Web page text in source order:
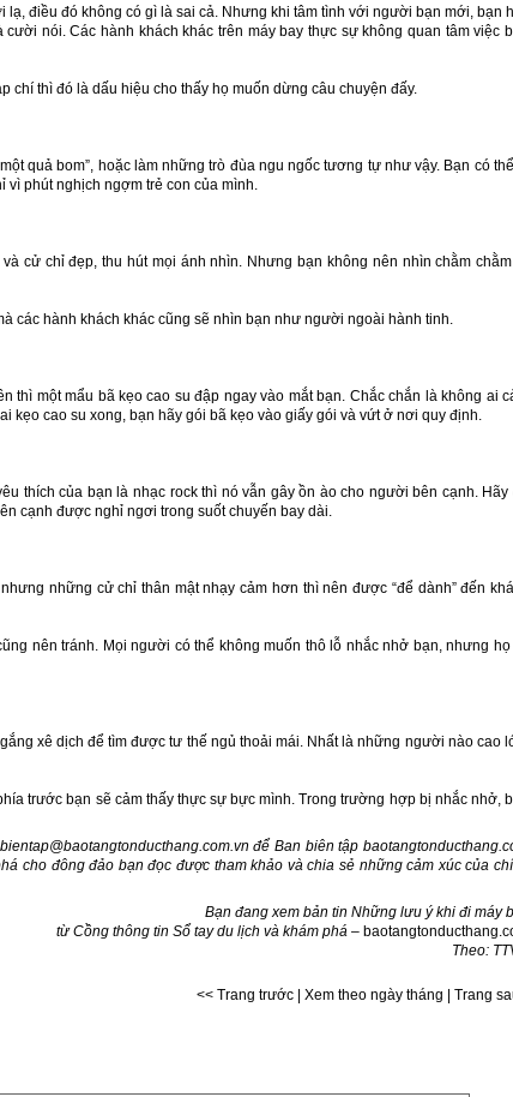
lạ, điều đó không có gì là sai cả. Nhưng khi tâm tình với người bạn mới, bạn
nói. Các hành khách khác trên máy bay thực sự không quan tâm việc
chí thì đó là dấu hiệu cho thấy họ muốn dừng câu chuyện đấy.
quả bom”, hoặc làm những trò đùa ngu ngốc tương tự như vậy. Bạn có
vì phút nghịch ngợm trẻ con của mình.
cử chỉ đẹp, thu hút mọi ánh nhìn. Nhưng bạn không nên nhìn chằm
các hành khách khác cũng sẽ nhìn bạn như người ngoài hành tinh.
thì một mẩu bã kẹo cao su đập ngay vào mắt bạn. Chắc chắn là không ai
kẹo cao su xong, bạn hãy gói bã kẹo vào giấy gói và vứt ở nơi quy định.
thích của bạn là nhạc rock thì nó vẫn gây ồn ào cho người bên cạnh. Hãy
cạnh được nghỉ ngơi trong suốt chuyến bay dài.
những cử chỉ thân mật nhạy cảm hơn thì nên được “để dành” đến
nên tránh. Mọi người có thể không muốn thô lỗ nhắc nhở bạn, nhưng họ
xê dịch để tìm được tư thế ngủ thoải mái. Nhất là những người nào cao
trước bạn sẽ cảm thấy thực sự bực mình. Trong trường hợp bị nhắc nhở,
để Ban biên tập
cho đông đảo bạn đọc được tham khảo và chia sẻ những cảm xúc của
Bạn đang xem bản tin Những lưu ý khi đi máy
từ Cồng thông tin Sổ tay du lịch và khám phá –
Theo:
<< Trang trước Xem theo ngày tháng
Trang